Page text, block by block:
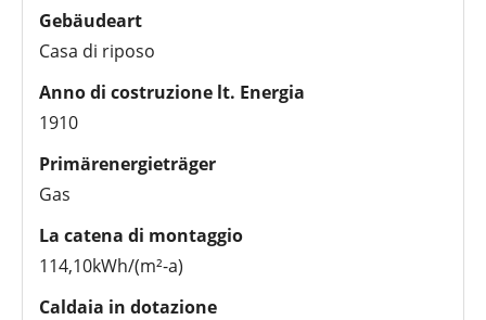
Gebäudeart
Casa di riposo
Anno di costruzione lt. Energia
1910
Primärenergieträger
Gas
La catena di montaggio
114,10kWh/(m²-a)
Caldaia in dotazione